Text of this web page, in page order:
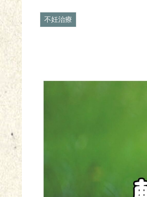
不妊治療